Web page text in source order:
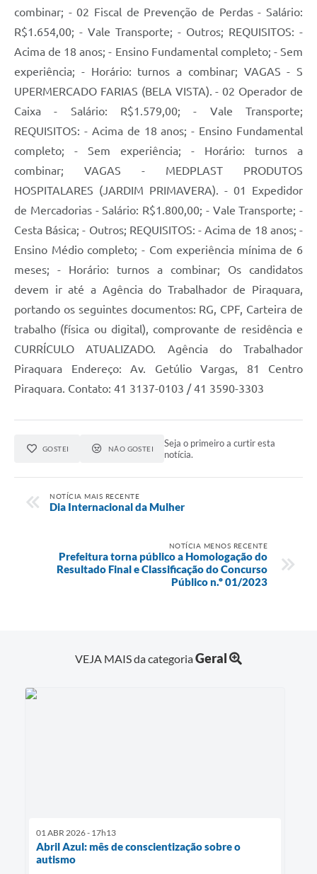
combinar; - 02 Fiscal de Prevenção de Perdas - Salário:
R$1.654,00; - Vale Transporte; - Outros; REQUISITOS: -
Acima de 18 anos; - Ensino Fundamental completo; - Sem
experiência; - Horário: turnos a combinar; VAGAS - S
UPERMERCADO FARIAS (BELA VISTA). - 02 Operador de
Caixa - Salário: R$1.579,00; - Vale Transporte;
REQUISITOS: - Acima de 18 anos; - Ensino Fundamental
completo; - Sem experiência; - Horário: turnos a
combinar; VAGAS - MEDPLAST PRODUTOS
HOSPITALARES (JARDIM PRIMAVERA). - 01 Expedidor
de Mercadorias - Salário: R$1.800,00; - Vale Transporte; -
Cesta Básica; - Outros; REQUISITOS: - Acima de 18 anos; -
Ensino Médio completo; - Com experiência mínima de 6
meses; - Horário: turnos a combinar; Os candidatos
devem ir até a Agência do Trabalhador de Piraquara,
portando os seguintes documentos: RG, CPF, Carteira de
trabalho (física ou digital), comprovante de residência e
CURRÍCULO ATUALIZADO. Agência do Trabalhador
Piraquara Endereço: Av. Getúlio Vargas, 81 Centro
Piraquara. Contato: 41 3137-0103 / 41 3590-3303
GOSTEI NÃO GOSTEI
Seja o primeiro a curtir esta
notícia.
NOTÍCIA MAIS RECENTE
Dia Internacional da Mulher
NOTÍCIA MENOS RECENTE
Prefeitura torna público a Homologação do
Resultado Final e Classificação do Concurso
Público n.º 01/2023
VEJA MAIS da categoriaGeral
01 ABR 2026 - 17h13
Abril Azul: mês de conscientização sobre o
autismo